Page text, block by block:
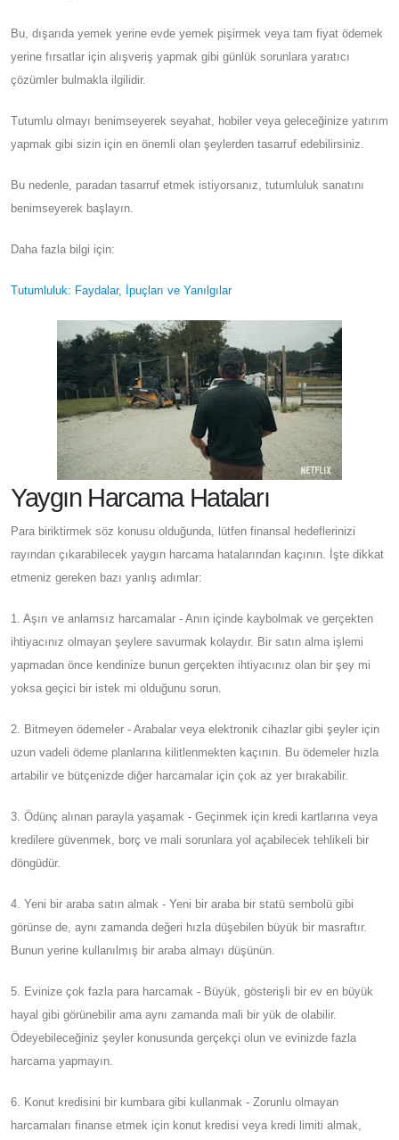
Bu, dışarıda yemek yerine evde yemek pişirmek veya tam fiyat ödemek
yerine fırsatlar için alışveriş yapmak gibi günlük sorunlara yaratıcı
çözümler bulmakla ilgilidir.
Tutumlu olmayı benimseyerek seyahat, hobiler veya geleceğinize yatırım
yapmak gibi sizin için en önemli olan şeylerden tasarruf edebilirsiniz.
Bu nedenle, paradan tasarruf etmek istiyorsanız, tutumluluk sanatını
benimseyerek başlayın.
Daha fazla bilgi için:
Tutumluluk: Faydalar, İpuçları ve Yanılgılar
Yaygın Harcama Hataları
Para biriktirmek söz konusu olduğunda, lütfen finansal hedeflerinizi
rayından çıkarabilecek yaygın harcama hatalarından kaçının. İşte dikkat
etmeniz gereken bazı yanlış adımlar:
1. Aşırı ve anlamsız harcamalar - Anın içinde kaybolmak ve gerçekten
ihtiyacınız olmayan şeylere savurmak kolaydır. Bir satın alma işlemi
yapmadan önce kendinize bunun gerçekten ihtiyacınız olan bir şey mi
yoksa geçici bir istek mi olduğunu sorun.
2. Bitmeyen ödemeler - Arabalar veya elektronik cihazlar gibi şeyler için
uzun vadeli ödeme planlarına kilitlenmekten kaçının. Bu ödemeler hızla
artabilir ve bütçenizde diğer harcamalar için çok az yer bırakabilir.
3. Ödünç alınan parayla yaşamak - Geçinmek için kredi kartlarına veya
kredilere güvenmek, borç ve mali sorunlara yol açabilecek tehlikeli bir
döngüdür.
4. Yeni bir araba satın almak - Yeni bir araba bir statü sembolü gibi
görünse de, aynı zamanda değeri hızla düşebilen büyük bir masraftır.
Bunun yerine kullanılmış bir araba almayı düşünün.
5. Evinize çok fazla para harcamak - Büyük, gösterişli bir ev en büyük
hayal gibi görünebilir ama aynı zamanda mali bir yük de olabilir.
Ödeyebileceğiniz şeyler konusunda gerçekçi olun ve evinizde fazla
harcama yapmayın.
6. Konut kredisini bir kumbara gibi kullanmak - Zorunlu olmayan
harcamaları finanse etmek için konut kredisi veya kredi limiti almak,